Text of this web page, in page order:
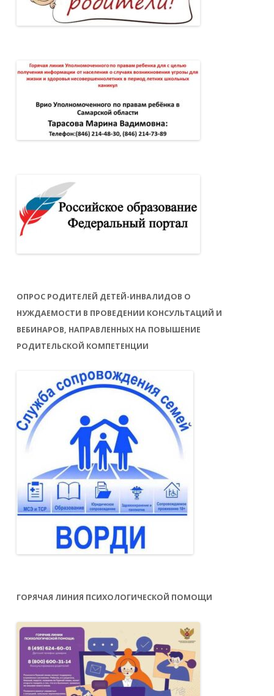
ОПРОС РОДИТЕЛЕЙ ДЕТЕЙ-ИНВАЛИДОВ О
НУЖДАЕМОСТИ В ПРОВЕДЕНИИ КОНСУЛЬТАЦИЙ И
ВЕБИНАРОВ, НАПРАВЛЕННЫХ НА ПОВЫШЕНИЕ
РОДИТЕЛЬСКОЙ КОМПЕТЕНЦИИ
ГОРЯЧАЯ ЛИНИЯ ПСИХОЛОГИЧЕСКОЙ ПОМОЩИ